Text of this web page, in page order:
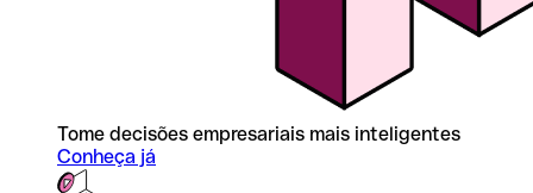
Tome decisões empresariais mais inteligentes
Conheça já